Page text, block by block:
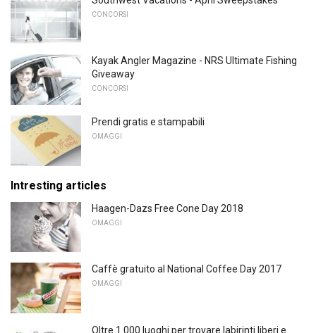
CONCORSI
Kayak Angler Magazine - NRS Ultimate Fishing
Giveaway
CONCORSI
Prendi gratis e stampabili
OMAGGI
Intresting articles
Haagen-Dazs Free Cone Day 2018
OMAGGI
Caffè gratuito al National Coffee Day 2017
OMAGGI
Oltre 1.000 luoghi per trovare labirinti liberi e